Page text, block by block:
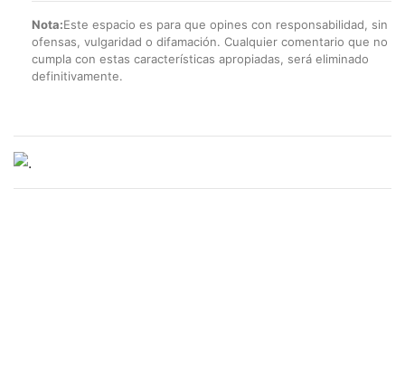
Nota:Este espacio es para que opines con responsabilidad, sin
ofensas, vulgaridad o difamación. Cualquier comentario que no
cumpla con estas características apropiadas, será eliminado
definitivamente.